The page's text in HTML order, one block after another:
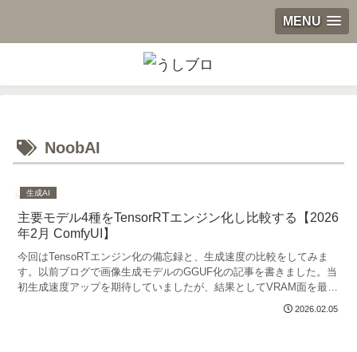
MENU
NoobAI
生成AI
主要モデル4種をTensorRTエンジン化し比較する【2026
年2月 ComfyUI】
今回はTensoRTエンジン化の備忘録と、生成速度の比較をしてみま
す。以前ブログで画像生成モデルのGGUF化の記事を書きました。当
初生成速度アップを期待していましたが、結果としてVRAM面を最適
2026.02.05